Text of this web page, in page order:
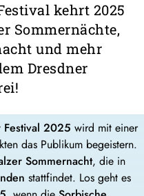
kehrt 2025
Sommernächte,
und mehr
Dresdner
Festival 2025 wird mit einer
das Publikum begeistern.
Sommernacht, die in
stattfindet. Los geht es